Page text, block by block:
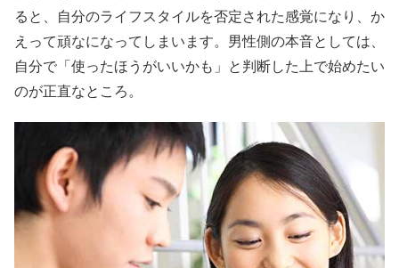
ると、自分のライフスタイルを否定された感覚になり、か
えって頑なになってしまいます。男性側の本音としては、
自分で「使ったほうがいいかも」と判断した上で始めたい
のが正直なところ。